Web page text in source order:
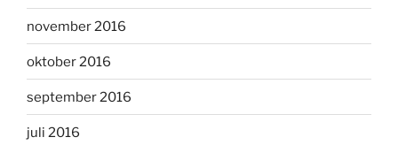
november 2016
oktober 2016
september 2016
juli 2016